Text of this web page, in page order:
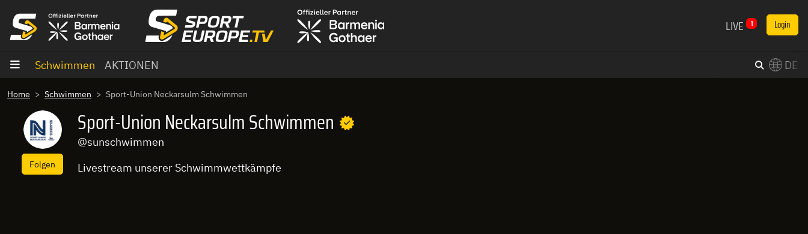
LIVE 1 Login
Schwimmen AKTIONEN DE
Home Schwimmen Sport-Union Neckarsulm Schwimmen
Folgen
Sport-Union Neckarsulm Schwimmen
@sunschwimmen
Livestream unserer Schwimmwettkämpfe